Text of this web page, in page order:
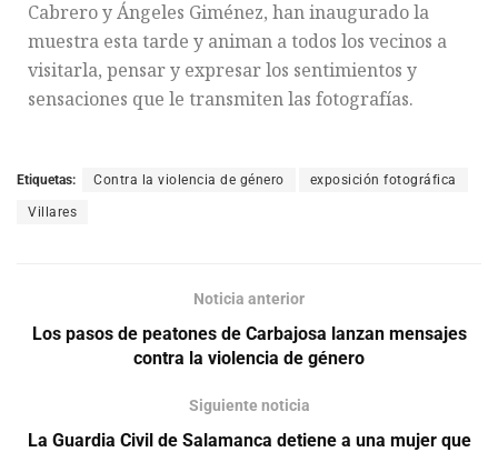
Cabrero y Ángeles Giménez, han inaugurado la
muestra esta tarde y animan a todos los vecinos a
visitarla, pensar y expresar los sentimientos y
sensaciones que le transmiten las fotografías.
Etiquetas: Contra la violencia de género exposición fotográfica
Villares
Noticia anterior
Los pasos de peatones de Carbajosa lanzan mensajes
contra la violencia de género
Siguiente noticia
La Guardia Civil de Salamanca detiene a una mujer que